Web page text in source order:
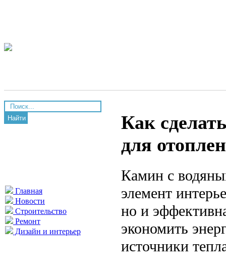
Найти
Главная
Новости
Строительство
Ремонт
Дизайн и интерьер
Как
для
Камин с
элемент
но и
экономить
источники